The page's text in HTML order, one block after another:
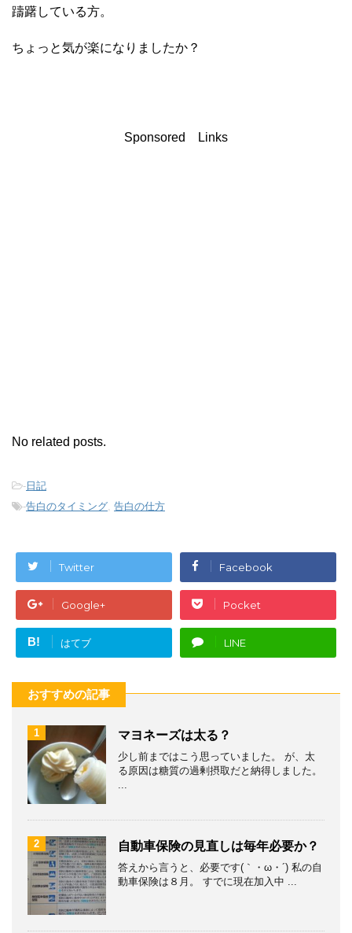
躊躇している方。
ちょっと気が楽になりましたか？
Sponsored Links
No related posts.
- 日記
-告白のタイミング, 告白の仕方
Twitter Facebook
Google+ Pocket
B! はてブ LINE
おすすめの記事
1 マヨネーズは太る？
少し前まではこう思っていました。 が、太
る原因は糖質の過剰摂取だと納得しました。
...
2 自動車保険の見直しは毎年必要か？
答えから言うと、必要です(｀・ω・´) 私の自
動車保険は８月。 すでに現在加入中 ...